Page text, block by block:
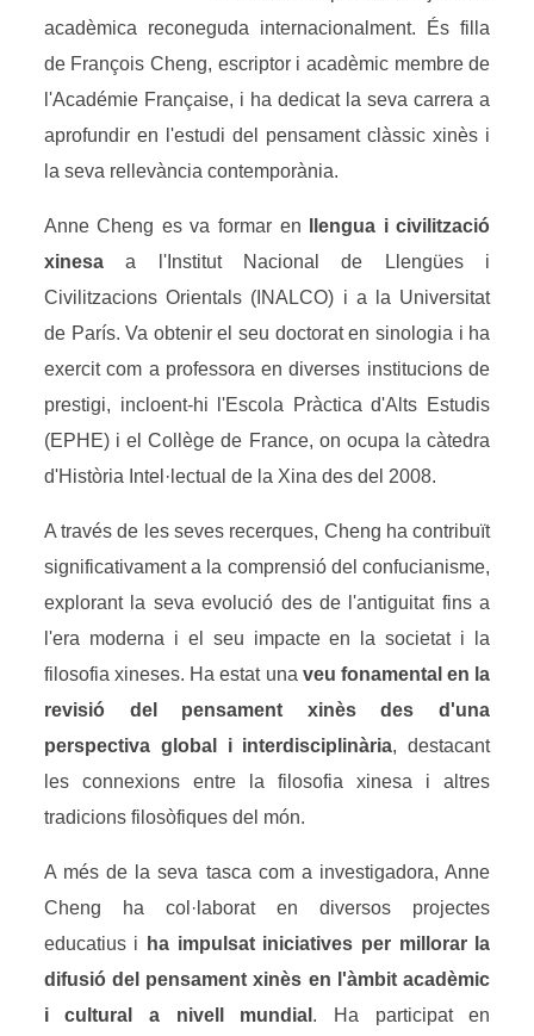
acadèmica reconeguda internacionalment. És filla
de François Cheng, escriptor i acadèmic membre de
l'Académie Française, i ha dedicat la seva carrera a
aprofundir en l'estudi del pensament clàssic xinès i
la seva rellevància contemporània.
Anne Cheng es va formar en
llengua i civilització
xinesaa l'Institut Nacional de Llengües i
Civilitzacions Orientals (INALCO) i a la Universitat
de París. Va obtenir el seu doctorat en sinologia i ha
exercit com a professora en diverses institucions de
prestigi, incloent-hi l'Escola Pràctica d'Alts Estudis
(EPHE) i el Collège de France, on ocupa la càtedra
d'Història Intel·lectual de la Xina des del 2008.
A través de les seves recerques, Cheng ha contribuït
significativament a la comprensió del confucianisme,
explorant la seva evolució des de l'antiguitat fins a
l'era moderna i el seu impacte en la societat i la
filosofia xineses. Ha estat una veu fonamental en la
revisió del pensament xinès des d'una
perspectiva global i interdisciplinària, destacant
les connexions entre la filosofia xinesa i altres
tradicions filosòfiques del món.
A més de la seva tasca com a investigadora, Anne
Cheng ha col·laborat en diversos projectes
educatius i
ha impulsat iniciatives per millorar la
difusió del pensament xinès en l'àmbit acadèmic
i cultural a nivell mundial . Ha participat en